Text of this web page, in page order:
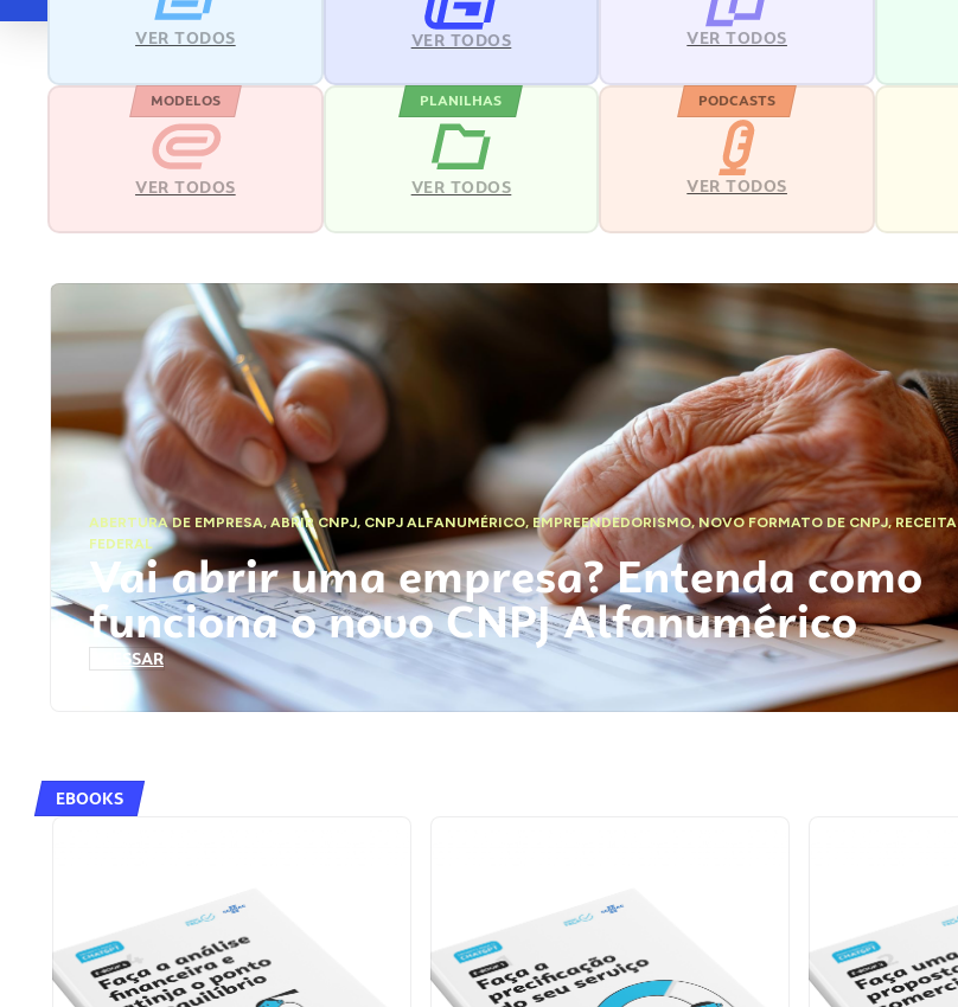
VER TODOS VER TODOS VER TODOS
MODELOS
VER TODOS
PLANILHAS
VER TODOS
PODCASTS
VER TODOS
ABERTURA DE EMPRESA,ABRIR CNPJ, CNPJ ALFANUMÉRICO, EMPREENDEDORISMO,NOVO FORMATO DE CNPJ,RECEITA
FEDERAL
Vai abrir uma empresa? Entenda como
funciona o novo CNPJ Alfanumérico
ACESSAR
EBOOKS